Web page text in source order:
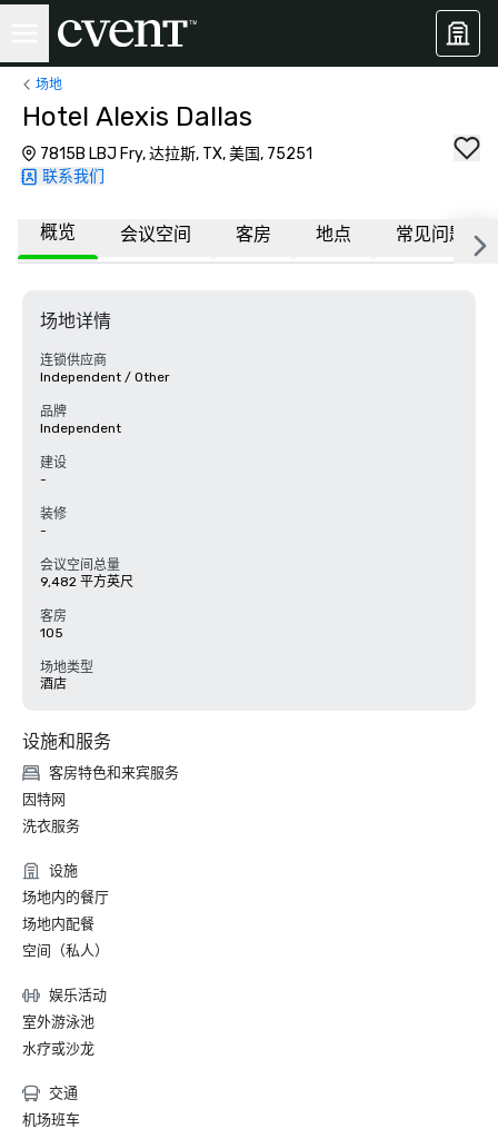
场地
Hotel Alexis Dallas
7815B LBJ Fry, 达拉斯, TX, 美国, 75251
联系我们
概览 会议空间 客房 地点 常见问题
场地详情
连锁供应商
Independent / Other
品牌
Independent
建设
-
装修
-
会议空间总量
9,482 平方英尺
客房
105
场地类型
酒店
设施和服务
客房特色和来宾服务
因特网
洗衣服务
设施
场地内的餐厅
场地内配餐
空间（私人）
娱乐活动
室外游泳池
水疗或沙龙
交通
机场班车